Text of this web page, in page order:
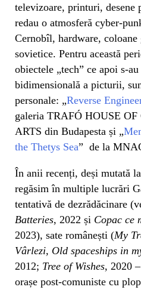
televizoare, printuri, desene
redau o atmosferă cyber-
Cernobîl, hardware,
sovietice. Pentru această
obiectele „tech” ce apoi s-
bidimensională a picturii,
personale: „Reverse
galeria TRAFÓ HOUSE
ARTS din Budapesta și „
the Thetys Sea” de la
În anii recenți, deși mutată
regăsim în multiple lucrări
tentativă de dezrădăcinare
Batteries, 2022 și Copac ce
2023), sate românești (My
Vârlezi, Old spaceships in
2012; Tree of Wishes, 2020
orașe post-comuniste cu